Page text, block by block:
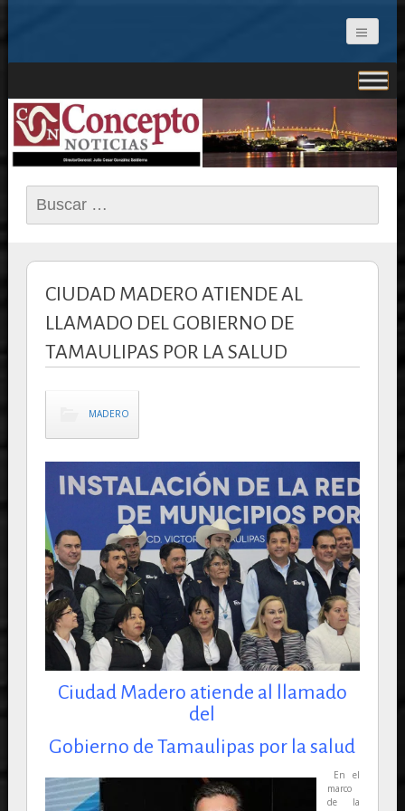
CONCEPTO NOTICIAS
Buscar:
CIUDAD MADERO ATIENDE AL
LLAMADO DEL GOBIERNO DE
TAMAULIPAS POR LA SALUD
MADERO
Ciudad Madero atiende al llamado
del
Gobierno de Tamaulipas por la salud
En el
marco
de la